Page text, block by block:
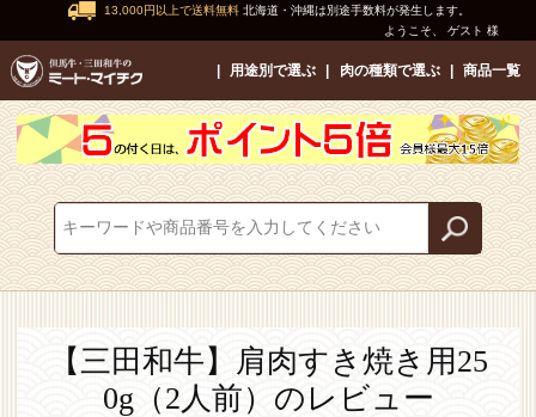
13,000円以上で送料無料 北海道・沖縄は別途手数料が発生します。
ようこそ、 ゲスト 様
用途別で選ぶ 肉の種類で選ぶ 商品一覧
【三田和牛】肩肉すき焼き用25
0g（2人前）のレビュー